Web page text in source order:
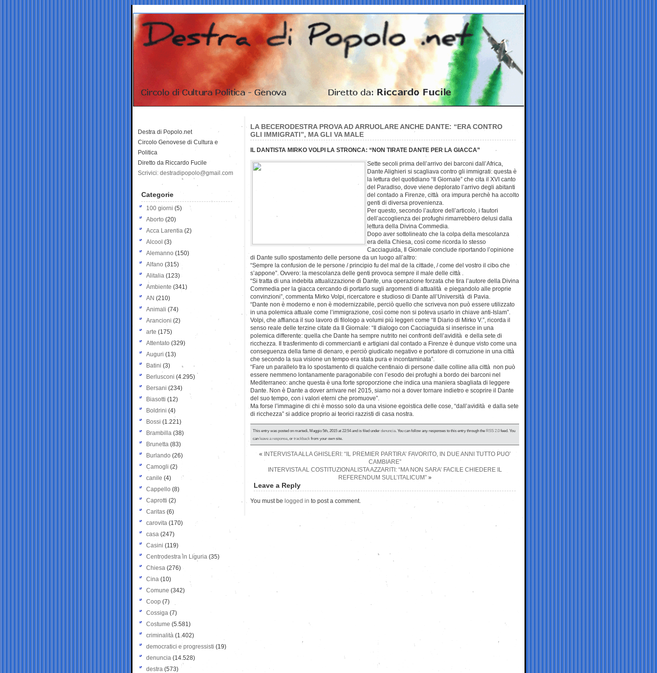
LA BECERODESTRA PROVA AD ARRUOLARE ANCHE DANTE: “ERA CONTRO
GLI IMMIGRATI”, MA GLI VA MALE
IL DANTISTA MIRKO VOLPI LA STRONCA: “NON TIRATE DANTE PER LA GIACCA”
Sette secoli prima dell’arrivo dei barconi dall’Africa,
Dante Alighieri si scagliava contro gli immigrati: questa è
la lettura del quotidiano “Il Giornale” che cita il XVI canto
del Paradiso, dove viene deplorato l’arrivo degli abitanti
del contado a Firenze, città ora impura perchè ha accolto
genti di diversa provenienza.
Per questo, secondo l’autore dell’articolo, i fautori
dell’accoglienza dei profughi rimarrebbero delusi dalla
lettura della Divina Commedia.
Dopo aver sottolineato che la colpa della mescolanza
era della Chiesa, così come ricorda lo stesso
Cacciaguida, Il Giornale conclude riportando l’opinione
di Dante sullo spostamento delle persone da un luogo all’altro:
“Sempre la confusion de le persone / principio fu del mal de la cittade, / come del vostro il cibo che
s’appone”. Ovvero: la mescolanza delle genti provoca sempre il male delle città .
“Si tratta di una indebita attualizzazione di Dante, una operazione forzata che tira l’autore della Divina
Commedia per la giacca cercando di portarlo sugli argomenti di attualità e piegandolo alle proprie
convinzioni”, commenta Mirko Volpi, ricercatore e studioso di Dante all’Università di Pavia.
“Dante non è moderno e non è modernizzabile, perciò quello che scriveva non può essere utilizzato
in una polemica attuale come l’immigrazione, così come non si poteva usarlo in chiave anti-Islam”.
Volpi, che affianca il suo lavoro di filologo a volumi più leggeri come “Il Diario di Mirko V.”, ricorda il
senso reale delle terzine citate da Il Giornale: “Il dialogo con Cacciaguida si inserisce in una
polemica differente: quella che Dante ha sempre nutrito nei confronti dell’avidità e della sete di
ricchezza. Il trasferimento di commercianti e artigiani dal contado a Firenze è dunque visto come una
conseguenza della fame di denaro, e perciò giudicato negativo e portatore di corruzione in una città
che secondo la sua visione un tempo era stata pura e incontaminata”.
“Fare un parallelo tra lo spostamento di qualche centinaio di persone dalle colline alla città non può
essere nemmeno lontanamente paragonabile con l’esodo dei profughi a bordo dei barconi nel
Mediterraneo: anche questa è una forte sproporzione che indica una maniera sbagliata di leggere
Dante. Non è Dante a dover arrivare nel 2015, siamo noi a dover tornare indietro e scoprire il Dante
del suo tempo, con i valori eterni che promuove”.
Ma forse l’immagine di chi è mosso solo da una visione egoistica delle cose, “dall’avidità e dalla sete
di ricchezza” si addice proprio ai teorici razzisti di casa nostra.
This entry was posted on martedì, Maggio 5th, 2015 at 22:54 and is filed underdenuncia. You can follow any responses to this entry through theRSS 2.0feed. You
canleave a response, ortrackbackfrom your own site.
«
INTERVISTA ALLA GHISLERI: “IL PREMIER PARTIRA’ FAVORITO, IN DUE ANNI TUTTO PUO’
CAMBIARE”
INTERVISTA AL COSTITUZIONALISTA AZZARITI: “MA NON SARA’ FACILE CHIEDERE IL
REFERENDUM SULL’ITALICUM”»
Leave a Reply
You must be logged in to post a comment.
Destra di Popolo.net
Circolo Genovese di Cultura e
Politica
Diretto da Riccardo Fucile
Scrivici: destradipopolo@gmail.com
Categorie
100 giorni (5)
Aborto (20)
Acca Larentia (2)
Alcool (3)
Alemanno (150)
Alfano (315)
Alitalia (123)
Ambiente (341)
AN (210)
Animali (74)
Arancioni (2)
arte (175)
Attentato (329)
Auguri (13)
Batini (3)
Berlusconi (4.295)
Bersani (234)
Biasotti (12)
Boldrini (4)
Bossi (1.221)
Brambilla (38)
Brunetta (83)
Burlando (26)
Camogli (2)
canile (4)
Cappello (8)
Caprotti (2)
Caritas (6)
carovita (170)
casa (247)
Casini (119)
Centrodestra in Liguria (35)
Chiesa (276)
Cina (10)
Comune (342)
Coop (7)
Cossiga (7)
Costume (5.581)
criminalità (1.402)
democratici e progressisti (19)
denuncia (14.528)
destra (573)